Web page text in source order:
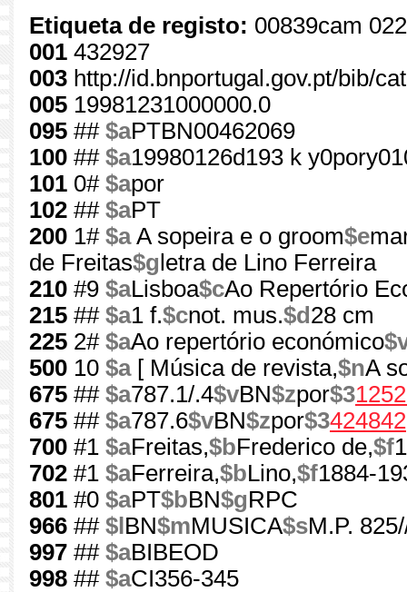
Etiqueta de registo: 00839cam
001 432927
003 http://id.bnportugal.gov.pt/bib/
005 19981231000000.0
095 ## $aPTBN00462069
100 ## $a19980126d193 k
101 0# $apor
102 ## $aPT
200 1# $aA sopeira e o groom$e
de Freitas$g letra de Lino Ferreira
210 #9 $aLisboa$cAo Repertório
215 ## $a1 f.$cnot. mus.$d 28 cm
225 2# $aAo repertório económico
500 10 $a[ Música de revista,$nA
675 ## $a787.1/.4$vBN$zpor$3
675 ## $a787.6$vBN$zpor$3424842
700 #1 $aFreitas,$bFrederico de,$f
702 #1 $aFerreira,$bLino,$f1884-
801 #0 $aPT$bBN$gRPC
966 ## $l BN$mMUSICA$sM.P.
997 ## $aBIBEOD
998 ## $aCI356-345